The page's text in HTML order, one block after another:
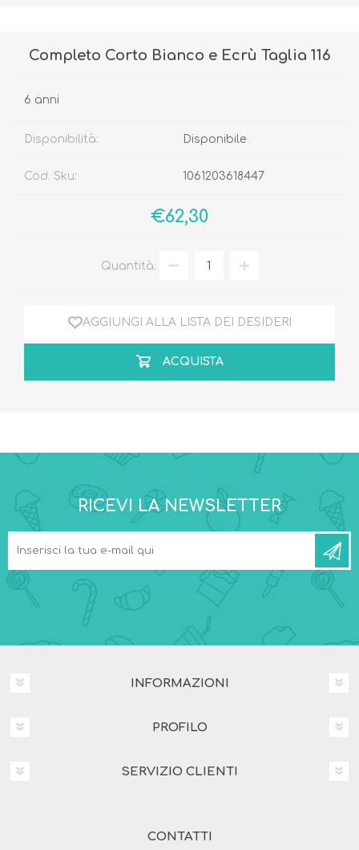
Completo Corto Bianco e Ecrù Taglia 116
6 anni
Disponibilità: Disponibile
Cod. Sku: 1061203618447
€62,30
Quantità:
AGGIUNGI ALLA LISTA DEI DESIDERI
ACQUISTA
RICEVI LA NEWSLETTER
INFORMAZIONI
PROFILO
SERVIZIO CLIENTI
CONTATTI